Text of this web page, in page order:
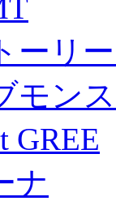
ーリ
モン
GREE
ナ